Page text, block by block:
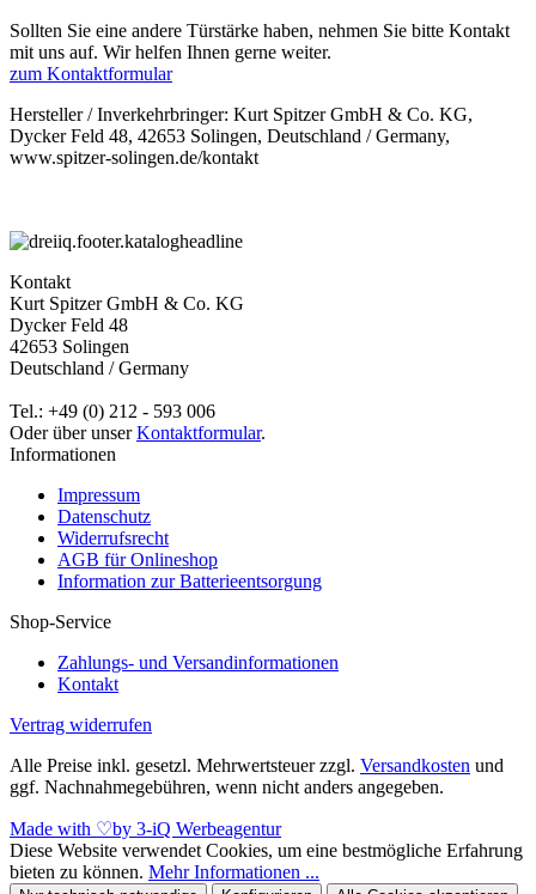
Sollten Sie eine andere Türstärke haben, nehmen Sie bitte Kontakt
mit uns auf. Wir helfen Ihnen gerne weiter.
zum Kontaktformular
Hersteller / Inverkehrbringer: Kurt Spitzer GmbH & Co. KG,
Dycker Feld 48, 42653 Solingen, Deutschland / Germany,
www.spitzer-solingen.de/kontakt
Kontakt
Kurt Spitzer GmbH & Co. KG
Dycker Feld 48
42653 Solingen
Deutschland / Germany
Tel.: +49 (0) 212 - 593 006
Oder über unserKontaktformular.
Informationen
Impressum
Datenschutz
Widerrufsrecht
AGB für Onlineshop
Information zur Batterieentsorgung
Shop-Service
Zahlungs- und Versandinformationen
Kontakt
Vertrag widerrufen
Alle Preise inkl. gesetzl. Mehrwertsteuer zzgl. Versandkosten und
ggf. Nachnahmegebühren, wenn nicht anders angegeben.
Made with ♡by 3-iQ Werbeagentur
Diese Website verwendet Cookies, um eine bestmögliche Erfahrung
bieten zu können. Mehr Informationen ...